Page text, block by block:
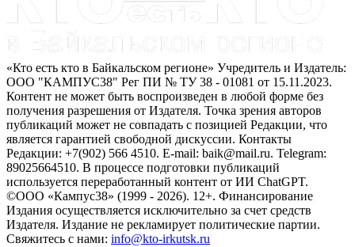
«Кто есть кто в Байкальском регионе» Учредитель и Издатель:
ООО "КАМПУС38" Рег ПИ № ТУ 38 - 01081 от 15.11.2023.
Контент не может быть воспроизведен в любой форме без
получения разрешения от Издателя. Точка зрения авторов
публикаций может не совпадать с позицией Редакции, что
является гарантией свободной дискуссии. Контакты
Редакции: +7(902) 566 4510. E-mail: baik@mail.ru. Telegram:
89025664510. В процессе подготовки публикаций
используется переработанный контент от ИИ ChatGPT.
©ООО «Кампус38» (1999 - 2026). 12+. Финансирование
Издания осуществляется исключительно за счет средств
Издателя. Издание не рекламирует политические партии.
Свяжитесь с нами: info@kto-irkutsk.ru